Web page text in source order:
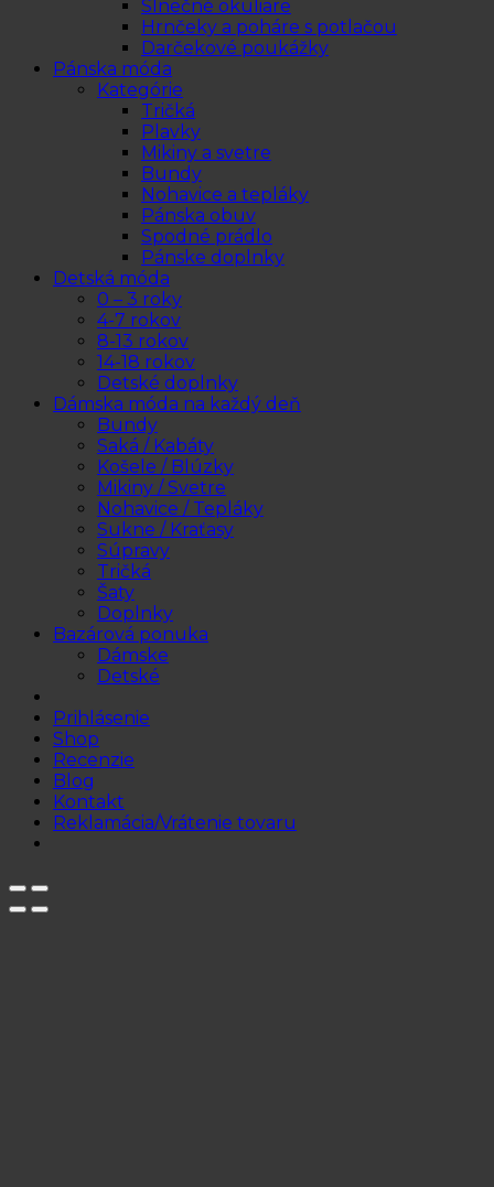
Slnečné okuliare
Hrnčeky a poháre s potlačou
Darčekové poukážky
Pánska móda
Kategórie
Tričká
Plavky
Mikiny a svetre
Bundy
Nohavice a tepláky
Pánska obuv
Spodné prádlo
Pánske doplnky
Detská móda
0 – 3 roky
4-7 rokov
8-13 rokov
14-18 rokov
Detské doplnky
Dámska móda na každý deň
Bundy
Saká / Kabáty
Košele / Blúzky
Mikiny / Svetre
Nohavice / Tepláky
Sukne / Kraťasy
Súpravy
Tričká
Šaty
Doplnky
Bazárová ponuka
Dámske
Detské
Prihlásenie
Shop
Recenzie
Blog
Kontakt
Reklamácia/Vrátenie tovaru